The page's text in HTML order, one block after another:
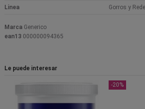
Linea Gorros y
Marca Generico
ean13 000000094365
Le puede interesar
-20%